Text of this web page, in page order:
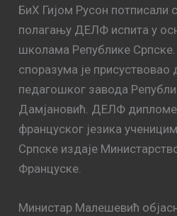
БиХ Гијом Русон потписали
полагању ДЕЛФ испита у
школама Републике
споразума је присуствовао
педагошког завода
Дамјановић. ДEЛФ
фрaнцускoг jeзикa
Српске издaje
Фрaнцускe.
Министар Малешевић